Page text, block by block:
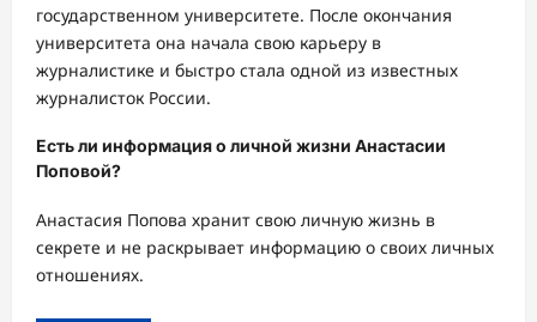
государственном университете. После окончания
университета она начала свою карьеру в
журналистике и быстро стала одной из известных
журналисток России.
Есть ли информация о личной жизни Анастасии
Поповой?
Анастасия Попова хранит свою личную жизнь в
секрете и не раскрывает информацию о своих личных
отношениях.